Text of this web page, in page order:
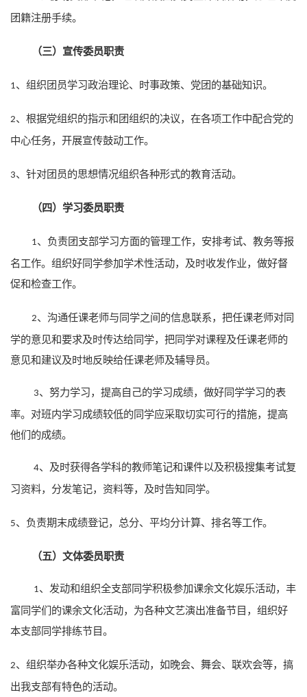
团籍注册手续。
（三）宣传委员职责
1、 组织团员学习政治理论、时事政策、党团的基础知识。
2、 根据党组织的指示和团组织的决议，在各项工作中配合党的
中心任务，开展宣传鼓动工作。
3、 针对团员的思想情况组织各种形式的教育活动。
（四）学习委员职责
1、负责团支部学习方面的管理工作，安排考试、教务等报
名工作。组织好同学参加学术性活动，及时收发作业，做好督
促和检查工作。
2、沟通任课老师与同学之间的信息联系，把任课老师对同
学的意见和要求及时传达给同学，把同学对课程及任课老师的
意见和建议及时地反映给任课老师及辅导员。
3、努力学习，提高自己的学习成绩，做好同学学习的表
率。对班内学习成绩较低的同学应采取切实可行的措施，提高
他们的成绩。
4、及时获得各学科的教师笔记和课件以及积极搜集考试复
习资料，分发笔记，资料等，及时告知同学。
5、 负责期末成绩登记，总分、平均分计算、排名等工作。
（五）文体委员职责
1、发动和组织全支部同学积极参加课余文化娱乐活动，丰
富同学们的课余文化活动，为各种文艺演出准备节目，组织好
本支部同学排练节目。
2、 组织举办各种文化娱乐活动，如晚会、舞会、联欢会等，搞
出我支部有特色的活动。